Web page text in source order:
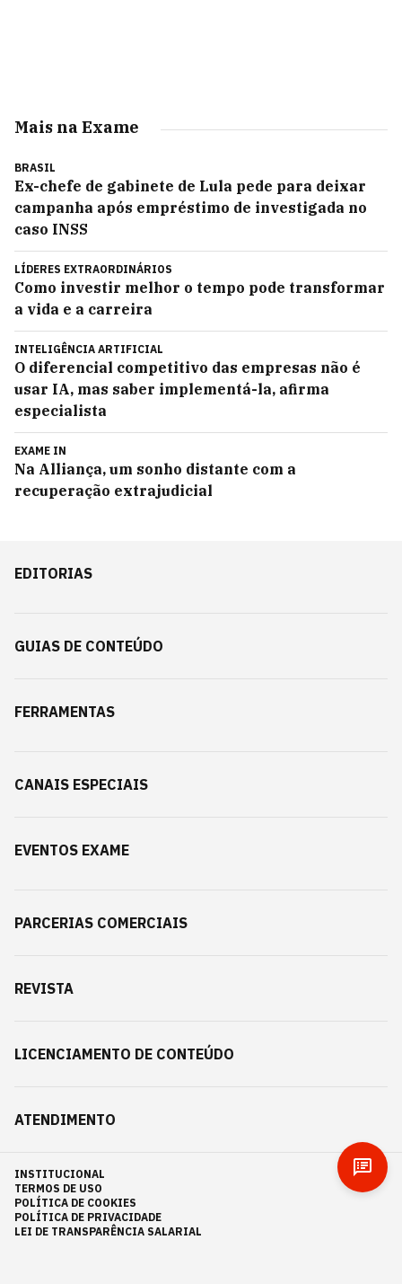
Mais na Exame
BRASIL
Ex-chefe de gabinete de Lula pede para deixar
campanha após empréstimo de investigada no
caso INSS
LÍDERES EXTRAORDINÁRIOS
Como investir melhor o tempo pode transformar
a vida e a carreira
INTELIGÊNCIA ARTIFICIAL
O diferencial competitivo das empresas não é
usar IA, mas saber implementá-la, afirma
especialista
EXAME IN
Na Alliança, um sonho distante com a
recuperação extrajudicial
EDITORIAS
GUIAS DE CONTEÚDO
FERRAMENTAS
CANAIS ESPECIAIS
EVENTOS EXAME
PARCERIAS COMERCIAIS
REVISTA
LICENCIAMENTO DE CONTEÚDO
ATENDIMENTO
INSTITUCIONAL
TERMOS DE USO
POLÍTICA DE COOKIES
POLÍTICA DE PRIVACIDADE
LEI DE TRANSPARÊNCIA SALARIAL